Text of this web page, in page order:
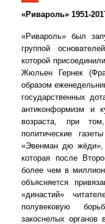
«Ривароль» 1951-
«Ривароль» был
группой
которой
Жюльен Гернек
образом
государственных
антиконформизм и
возраста, при
политические
«Эвенман дю жёди»,
которая после
более чем в
объясняется
«династий»
полувековую
закоснелых органов